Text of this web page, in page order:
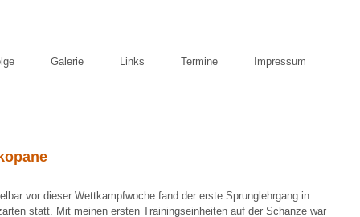
Galerie Links Termine Impressum
vor dieser Wettkampfwoche fand der erste Sprunglehrgang in
statt. Mit meinen ersten Trainingseinheiten auf der Schanze war